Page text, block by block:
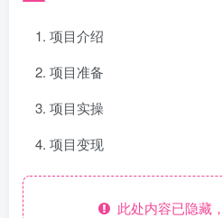
项目介绍
项目准备
项目实操
项目变现
此处内容已隐藏